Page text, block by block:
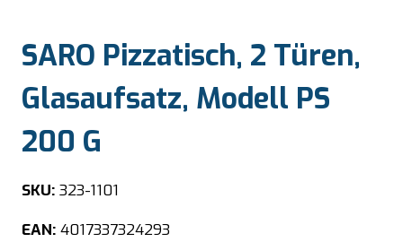
SARO Pizzatisch, 2 Türen,
Glasaufsatz, Modell PS
200 G
SKU: 323-1101
EAN: 4017337324293